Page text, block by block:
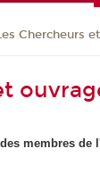
Chercheurs
membres de